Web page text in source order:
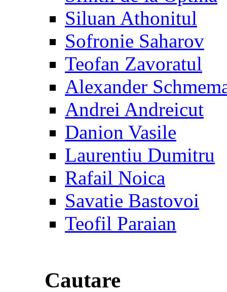
Siluan Athonitul
Sofronie Saharov
Teofan Zavoratul
Alexander
Andrei Andreicut
Danion Vasile
Laurentiu Dumitru
Rafail Noica
Savatie Bastovoi
Teofil Paraian
Cautare